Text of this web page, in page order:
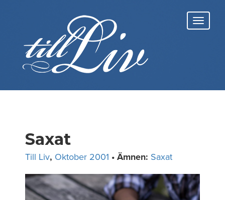
Saxat
Till Liv, Oktober 2001 • Ämnen: Saxat